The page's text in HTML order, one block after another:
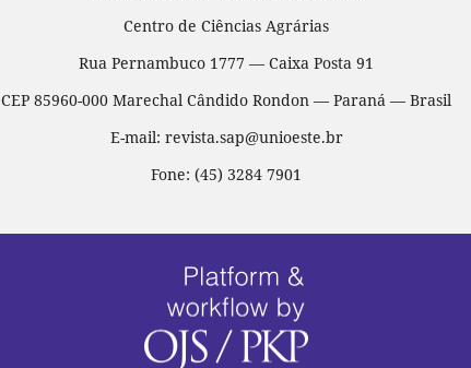
Centro de Ciências Agrárias
Rua Pernambuco 1777 — Caixa Posta 91
CEP 85960-000 Marechal Cândido Rondon — Paraná — Brasil
E-mail: revista.sap@unioeste.br
Fone: (45) 3284 7901